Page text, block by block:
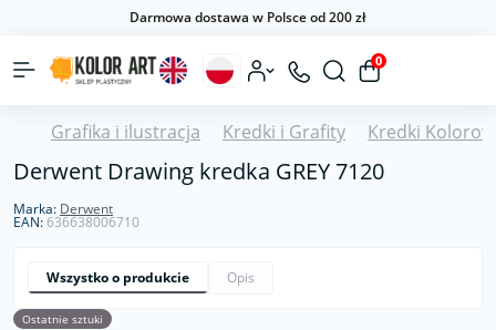
Darmowa dostawa w Polsce od 200 zł
0
Grafika i ilustracja Kredki i Grafity Kredki
Derwent Drawing kredka GREY 7120
Marka: Derwent
EAN:636638006710
Wszystko o produkcie Opis
Ostatnie sztuki